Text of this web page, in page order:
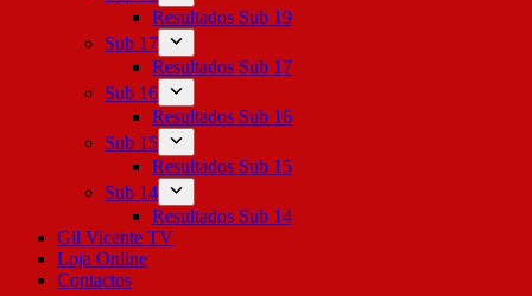
Resultados Sub 19
Sub 17
Resultados Sub 17
Sub 16
Resultados Sub 16
Sub 15
Resultados Sub 15
Sub 14
Resultados Sub 14
Gil Vicente TV
Loja Online
Contactos